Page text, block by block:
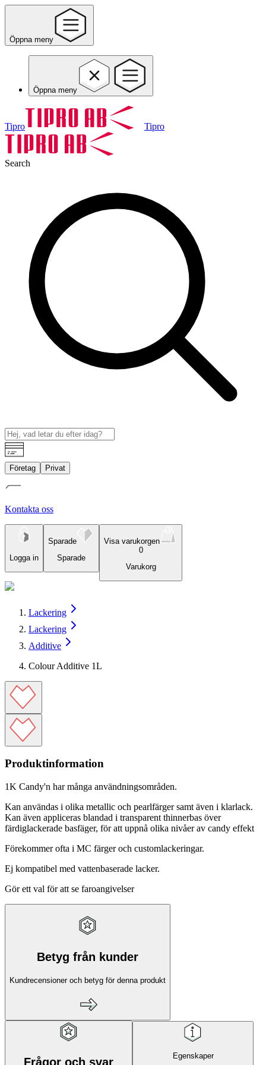
Öppna meny
Öppna meny
Tipro Tipro
Search
Företag Privat
Kontakta oss
Logga in
Sparade
Sparade
Visa varukorgen
0
Varukorg
Lackering
Lackering
Additive
Colour Additive 1L
Produktinformation
1K Candy'n har många användningsområden.
Kan användas i olika metallic och pearlfärger samt även i klarlack.
Kan även appliceras blandad i transparent thinnerbas över
färdiglackerade basfäger, för att uppnå olika nivåer av candy effekt
Förekommer ofta i MC färger och customlackeringar.
Ej kompatibel med vattenbaserade lacker.
Gör ett val för att se faroangivelser
Betyg från kunder
Kundrecensioner och betyg för denna produkt
Frågor och svar Egenskaper